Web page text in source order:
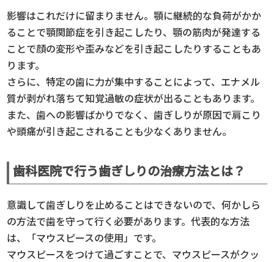
影響はこれだけに留まりません。顎に継続的な負荷がかか
ることで顎関節症を引き起こしたり、顎の筋肉が発達する
ことで顔の変形や歪みなどを引き起こしたりすることもあ
ります。
さらに、特定の歯に力が集中することによって、エナメル
質が剥がれ落ちて知覚過敏の症状が出ることもあります。
また、歯への影響ばかりでなく、歯ぎしりが原因で肩こり
や頭痛が引き起こされることも少なくありません。
歯科医院で行う歯ぎしりの治療方法とは？
意識して歯ぎしりを止めることはできないので、何かしら
の方法で歯を守って行く必要があります。代表的な方法
は、「マウスピースの使用」です。
マウスピースをつけて過ごすことで、マウスピースがクッ